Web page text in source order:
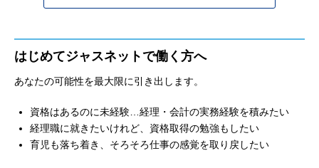
はじめてジャスネットで働く方へ
あなたの可能性を最大限に引き出します。
資格はあるのに未経験…経理・会計の実務経験を積みたい
経理職に就きたいけれど、資格取得の勉強もしたい
育児も落ち着き、そろそろ仕事の感覚を取り戻したい